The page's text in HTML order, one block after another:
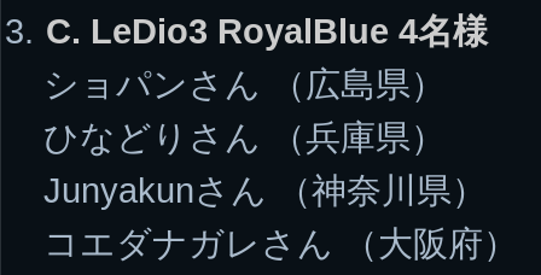
C. LeDio3 RoyalBlue 4名様
ショパンさん （広島県）
ひなどりさん （兵庫県）
Junyakunさん （神奈川県）
コエダナガレさん （大阪府）